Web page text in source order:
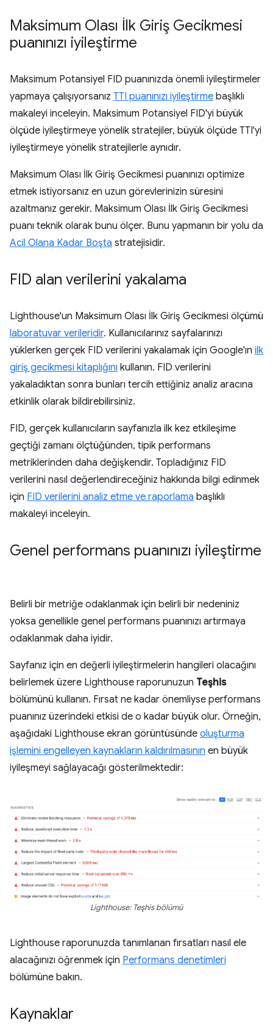
Maksimum Olası İlk Giriş Gecikmesi
puanınızı iyileştirme
Maksimum Potansiyel FID puanınızda önemli iyileştirmeler
yapmaya çalışıyorsanız TTI puanınızı iyileştirme başlıklı
makaleyi inceleyin. Maksimum Potansiyel FID'yi büyük
ölçüde iyileştirmeye yönelik stratejiler, büyük ölçüde TTI'yi
iyileştirmeye yönelik stratejilerle aynıdır.
Maksimum Olası İlk Giriş Gecikmesi puanınızı optimize
etmek istiyorsanız en uzun görevlerinizin süresini
azaltmanız gerekir. Maksimum Olası İlk Giriş Gecikmesi
puanı teknik olarak bunu ölçer. Bunu yapmanın bir yolu da
Acil Olana Kadar Boşta stratejisidir.
FID alan verilerini yakalama
Lighthouse'un Maksimum Olası İlk Giriş Gecikmesi ölçümü
laboratuvar verileridir. Kullanıcılarınız sayfalarınızı
yüklerken gerçek FID verilerini yakalamak için Google'ın ilk
giriş gecikmesi kitaplığını kullanın. FID verilerini
yakaladıktan sonra bunları tercih ettiğiniz analiz aracına
etkinlik olarak bildirebilirsiniz.
FID, gerçek kullanıcıların sayfanızla ilk kez etkileşime
geçtiği zamanı ölçtüğünden, tipik performans
metriklerinden daha değişkendir. Topladığınız FID
verilerini nasıl değerlendireceğiniz hakkında bilgi edinmek
için FID verilerini analiz etme ve raporlama başlıklı
makaleyi inceleyin.
Genel performans puanınızı iyileştirme
Belirli bir metriğe odaklanmak için belirli bir nedeniniz
yoksa genellikle genel performans puanınızı artırmaya
odaklanmak daha iyidir.
Sayfanız için en değerli iyileştirmelerin hangileri olacağını
belirlemek üzere Lighthouse raporunuzun Teşhis
bölümünü kullanın. Fırsat ne kadar önemliyse performans
puanınız üzerindeki etkisi de o kadar büyük olur. Örneğin,
aşağıdaki Lighthouse ekran görüntüsünde oluşturma
işlemini engelleyen kaynakların kaldırılmasının en büyük
iyileşmeyi sağlayacağı gösterilmektedir:
Lighthouse: Teşhis bölümü
Lighthouse raporunuzda tanımlanan fırsatları nasıl ele
alacağınızı öğrenmek için Performans denetimleri
bölümüne bakın.
Kaynaklar